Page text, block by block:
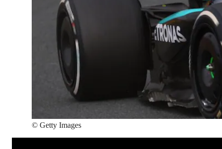
© Getty Images